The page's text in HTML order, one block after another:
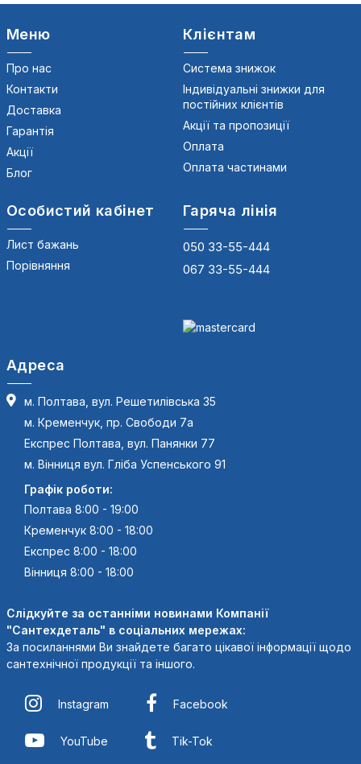
Меню
Про нас
Контакти
Доставка
Гарантія
Акції
Блог
Клієнтам
Система знижок
Індивідуальні знижки для
постійних клієнтів
Акції та пропозиції
Оплата
Оплата частинами
Особистий кабінет
Лист бажань
Порівняння
Гаряча лінія
050 33-55-444
067 33-55-444
Адреса
м. Полтава, вул. Решетилівська 35
м. Кременчук, пр. Свободи 7а
Експрес Полтава, вул. Панянки 77
м. Вінниця вул. Гліба Успенського 91
Графік роботи:
Полтава 8:00 - 19:00
Кременчук 8:00 - 18:00
Експрес 8:00 - 18:00
Вінниця 8:00 - 18:00
Слідкуйте за останніми новинами Компанії
"Сантехдеталь" в соціальних мережах:
За посиланнями Ви знайдете багато цікавої інформації щодо
сантехнічної продукції та іншого.
Instagram Facebook
YouTube Tik-Tok